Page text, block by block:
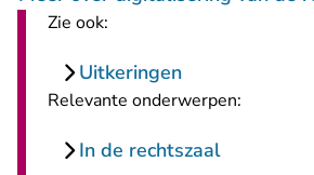
Zie ook:
Uitkeringen
Relevante onderwerpen:
In de rechtszaal